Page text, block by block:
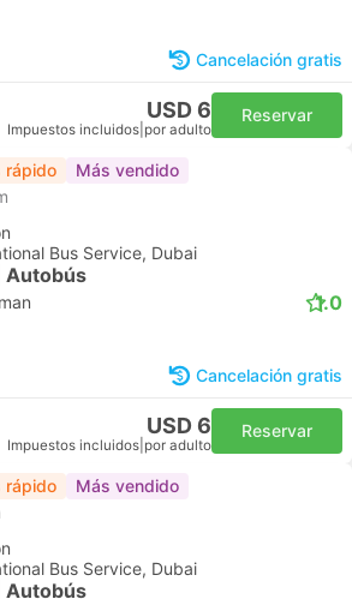
Cancelación gratis
USD 6
Impuestos incluidos por adulto
Reservar
rápido Más vendido
Bus Service, Dubai
Autobús
1.0
Cancelación gratis
USD 6
Impuestos incluidos por adulto
Reservar
rápido Más vendido
Bus Service, Dubai
Autobús